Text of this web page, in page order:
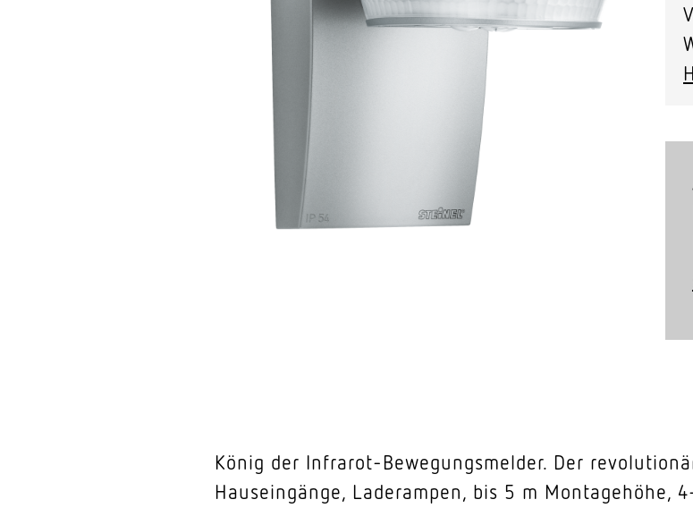
Wand­leuchten
König der Infrarot-Bewegungsmelder. Der
Hauseingänge, Laderampen, bis 5 m Montagehöhe,